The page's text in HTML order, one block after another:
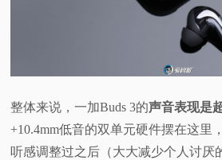
整体来说，一加Buds 3的声音表现是
+10.4mm低音的双单元硬件摆在这里
听感调整过之后（大大减少个人讨厌